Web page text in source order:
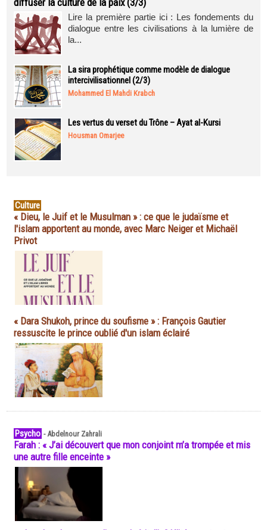
diffuser la culture de la paix (3/3)
Lire la première partie ici : Les fondements du
dialogue entre les civilisations à la lumière de
la...
La sira prophétique comme modèle de dialogue
intercivilisationnel (2/3)
Mohammed El Mahdi Krabch
Les vertus du verset du Trône – Ayat al-Kursi
Housman Omarjee
Culture
« Dieu, le Juif et le Musulman » : ce que le judaïsme et
l'islam apportent au monde, avec Marc Neiger et Michaël
Privot
« Dara Shukoh, prince du soufisme » : François Gautier
ressuscite le prince oublié d'un islam éclairé
Psycho -Abdelnour Zahrali
Farah : « J’ai découvert que mon conjoint m’a trompée et mis
une autre fille enceinte »